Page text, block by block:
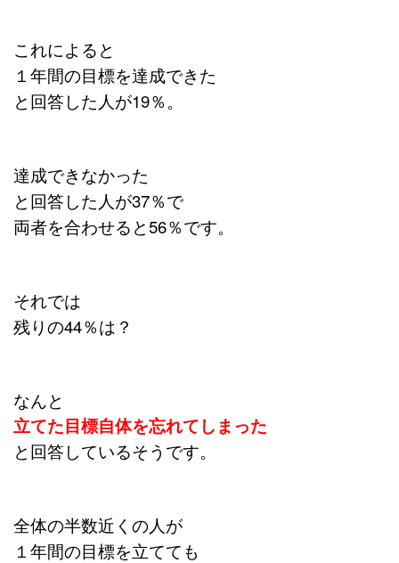
これによると
１年間の目標を達成できた
と回答した人が19％。
達成できなかった
と回答した人が37％で
両者を合わせると56％です。
それでは
残りの44％は？
なんと
立てた目標自体を忘れてしまった
と回答しているそうです。
全体の半数近くの人が
１年間の目標を立てても